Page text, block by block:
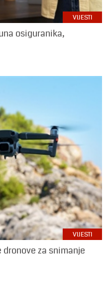
VIJESTI
osiguranika,
VIJESTI
za snimanje